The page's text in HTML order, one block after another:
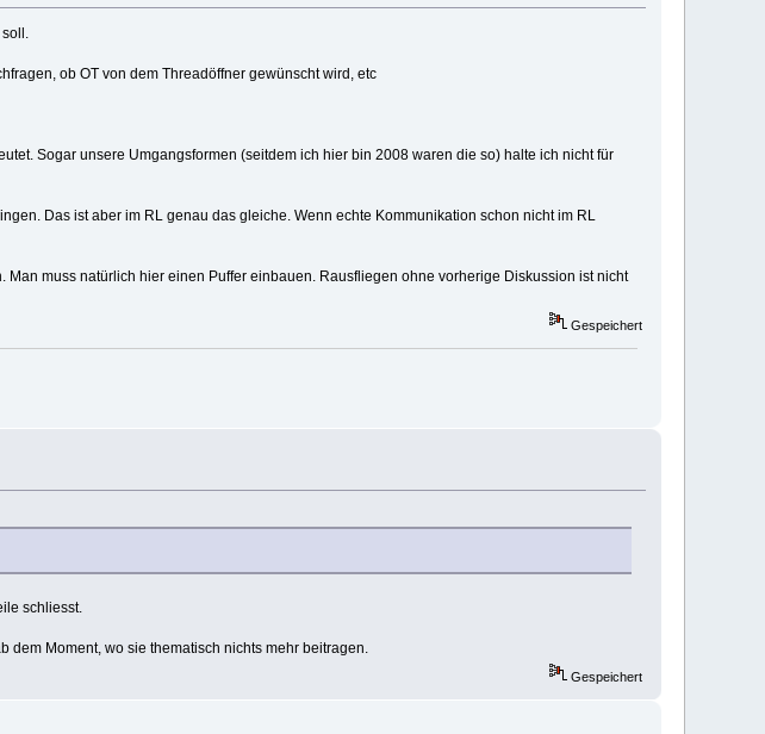
ob OT von dem Threadöffner gewünscht wird, etc
Sogar unsere Umgangsformen (seitdem ich hier bin 2008 waren die so) halte ich nicht für
Das ist aber im RL genau das gleiche. Wenn echte Kommunikation schon nicht im RL
muss natürlich hier einen Puffer einbauen. Rausfliegen ohne vorherige Diskussion ist nicht
Gespeichert
schliesst.
dem Moment, wo sie thematisch nichts mehr beitragen.
Gespeichert